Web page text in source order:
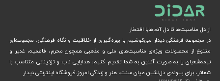
🔹 اقلام دکوری متنوع برای مدارس، مساجد و م
شعارهایی مانند
"فقط حیدر امیرالمؤمنین است"
دیگر نداشته است"و سایر شعارهای مشابه در طراحی‌های
محصولات ما به کار رفته‌اند تا پیام ولایت و امامت امیرالمؤمنین
(ع) را به زیبایی به نمایش بگذارید.
از دل مناسبت‌ها تا دل آدم‌هابا افتخار
در مجموعه فرهنگی دیدار می‌کوشیم با بهره‌گیری از خلاقیت و نگاه فرهنگی، مجموعه‌ای
متنوع از محصولات ویژه‌ی مناسبت‌های ملی و مذهبی همچون محرم، فاطمیه، غدیر و
نیمه‌شعبان را به صورت آنلاین به شما تقدیم کنیم؛ هدایایی ناب و تزئیناتی متناسب با
شعائر، برای پیوندی دل‌نشین میان سنت، هنر و زندگی امروز.فروشگاه اینترنتی دیدار